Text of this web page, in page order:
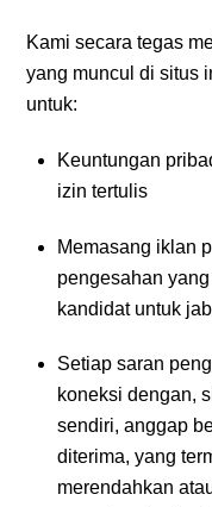
Kami secara tegas
yang muncul di situs
untuk:
Keuntungan
izin tertulis
Memasang iklan
pengesahan
kandidat untuk
Setiap saran
koneksi dengan,
sendiri, anggap
diterima, yang
merendahkan